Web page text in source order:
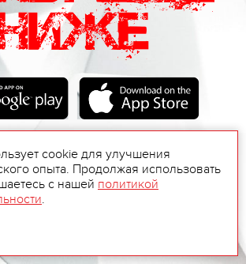
cookie для улучшения
опыта. Продолжая использовать
с нашей политикой
.